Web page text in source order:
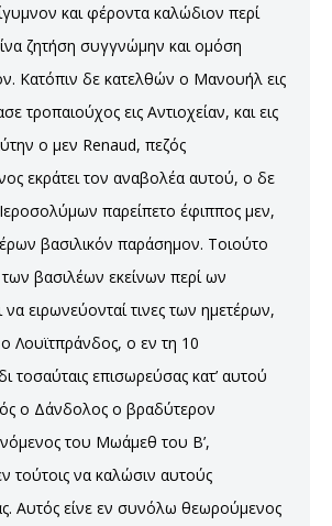
και φέροντα καλώδιον περί
ζητήση συγγνώμην και ομόση
Κατόπιν δε κατελθών ο Μανουήλ εις
τροπαιούχος εις Αντιοχείαν, και εις
ο μεν Renaud, πεζός
εκράτει τον αναβολέα αυτού, ο δε
παρείπετο έφιππος μεν,
βασιλικόν παράσημον. Τοιούτο
βασιλέων εκείνων περί ων
να ειρωνεύονταί τινες των ημετέρων,
Λουϊτπράνδος, ο εν τη 10
τοσαύταις επισωρεύσας κατ’ αυτού
ο Δάνδολος ο βραδύτερον
του Μωάμεθ του Β’,
τούτοις να καλώσιν αυτούς
Αυτός είνε εν συνόλω θεωρούμενος